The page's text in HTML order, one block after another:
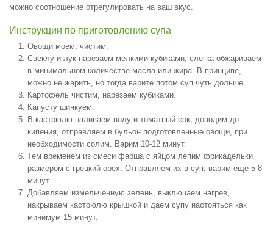
можно соотношение отрегулировать на ваш вкус.
Инструкции по приготовлению супа
Овощи моем, чистим.
Свеклу и лук нарезаем мелкими кубиками, слегка обжариваем
в минимальном количестве масла или жира. В принципе,
можно не жарить, но тогда варите потом суп чуть дольше.
Картофель чистим, нарезаем кубиками.
Капусту шинкуем.
В кастрюлю наливаем воду и томатный сок, доводим до
кипения, отправляем в бульон подготовленные овощи, при
необходимости солим. Варим 10-12 минут.
Тем временем из смеси фарша с яйцом лепим фрикадельки
размером с грецкий орех. Отправляем их в суп, варим еще 5-8
минут.
Добавляем измельченную зелень, выключаем нагрев,
накрываем кастрюлю крышкой и даем супу настояться как
минимум 15 минут.